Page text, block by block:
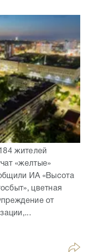
жителей
«желтые»
ИА «Высота
цветная
от